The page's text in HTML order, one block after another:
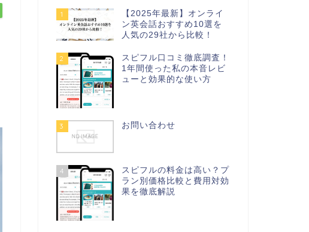
1
【2025年最新】オンライ
ン英会話おすすめ10選を
人気の29社から比較！
2
スピフル口コミ徹底調査！
1年間使った私の本音レビ
ューと効果的な使い方
3 お問い合わせ
4
スピフルの料金は高い？プ
ラン別価格比較と費用対効
果を徹底解説